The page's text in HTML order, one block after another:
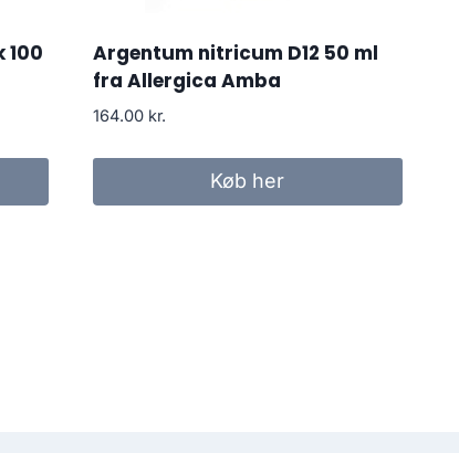
100
Argentum nitricum D12 50 ml
fra Allergica Amba
164.00 kr.
Køb her